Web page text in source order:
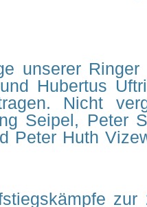
unserer
Hubertus
Nicht
Seipel, Peter
Peter Huth
zur